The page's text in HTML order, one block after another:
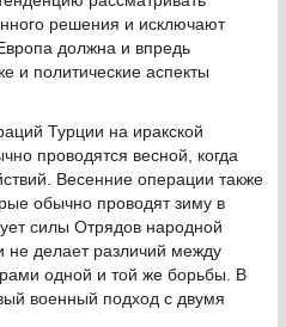
решения и исключают
должна и впредь
и политические аспекты
Турции на иракской
проводятся весной, когда
Весенние операции также
обычно проводят зиму в
силы Отрядов народной
не делает различий между
одной и той же борьбы. В
военный подход с двумя